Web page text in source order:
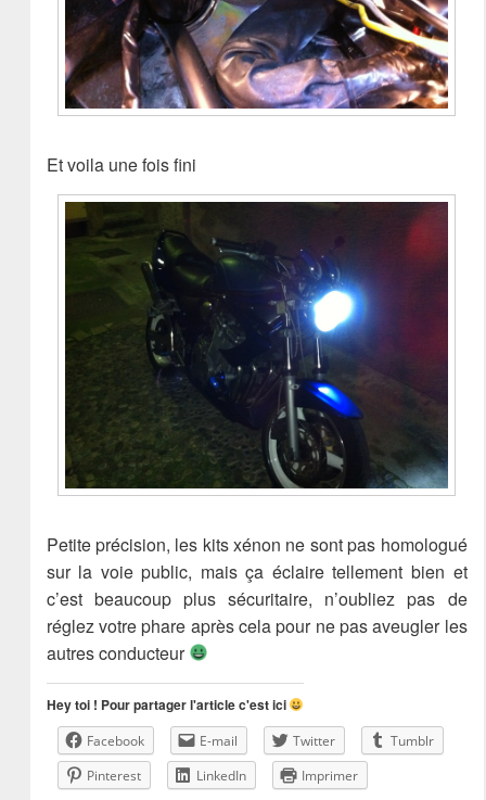
Et voila une fois fini
Petite précision, les kits xénon ne sont pas homologué
sur la voie public, mais ça éclaire tellement bien et
c’est beaucoup plus sécuritaire, n’oubliez pas de
réglez votre phare après cela pour ne pas aveugler les
autres conducteur
Hey toi ! Pour partager l'article c'est ici
Facebook E-mail Twitter
Tumblr
Pinterest
LinkedIn Imprimer